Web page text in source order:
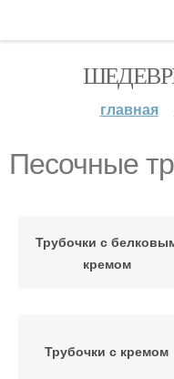
главная
Песочные
Трубочки с
кремом
Трубочки с кремом